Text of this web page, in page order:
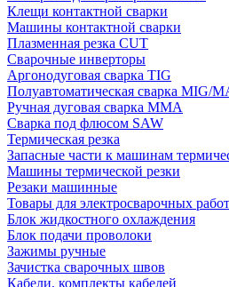
Клещи контактной сварки
Машины контактной сварки
Плазменная резка CUT
Сварочные инверторы
Аргонодуговая сварка TIG
Полуавтоматическая сварка MIG/
Ручная дуговая сварка MMA
Сварка под флюсом SAW
Термическая резка
Запасные части к машинам
Машины термической резки
Резаки машинные
Товары для электросварочных работ
Блок жидкостного охлаждения
Блок подачи проволоки
Зажимы ручные
Зачистка сварочных швов
Кабели, комплекты кабелей